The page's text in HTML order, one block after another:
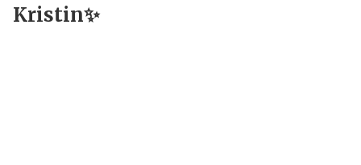
Kristin✨